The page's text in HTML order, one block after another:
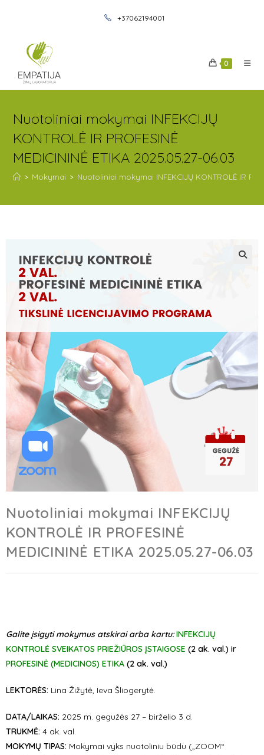
+37062194001
0
Nuotoliniai mokymai INFEKCIJŲ
KONTROLĖ IR PROFESINĖ
MEDICININĖ ETIKA 2025.05.27-06.03
> Mokymai > Nuotoliniai mokymai INFEKCIJŲ KONTROLĖ IR
Nuotoliniai mokymai INFEKCIJŲ
KONTROLĖ IR PROFESINĖ
MEDICININĖ ETIKA 2025.05.27-06.03
Galite įsigyti mokymus atskirai arba kartu:INFEKCIJŲ
KONTROLĖ SVEIKATOS PRIEŽIŪROS ĮSTAIGOSE (2 ak. val.) ir
PROFESINĖ (MEDICINOS) ETIKA (2 ak. val.)
LEKTORĖS: Lina Žižytė, Ieva Šliogerytė.
DATA/LAIKAS: 2025 m. gegužės 27 – birželio 3 d.
TRUKMĖ: 4 ak. val.
MOKYMŲ TIPAS: Mokymai vyks nuotoliniu būdu („ZOOM“